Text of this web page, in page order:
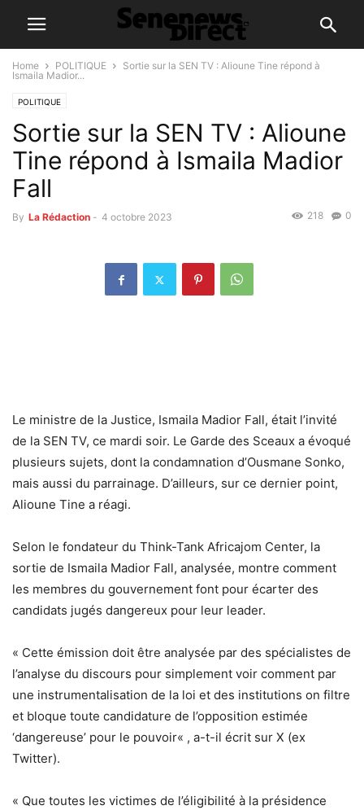
Home POLITIQUE
Sortie sur la SEN TV : Alioune Tine répond à
Ismaila Madior...
POLITIQUE
Sortie sur la SEN TV : Alioune
Tine répond à Ismaila Madior
Fall
By La Rédaction - 4 octobre 2023 0
218
Le ministre de la Justice, Ismaila Madior Fall, était l’invité
de la SEN TV, ce mardi soir. Le Garde des Sceaux a évoqué
plusieurs sujets, dont la condamnation d’Ousmane Sonko,
mais aussi du parrainage. D’ailleurs, sur ce dernier point,
Alioune Tine a réagi.
Selon le fondateur du Think-Tank Africajom Center, la
sortie de Ismaila Madior Fall, analysée, montre comment
les membres du gouvernement font pour écarter des
candidats jugés dangereux pour leur leader.
« Cette émission doit être analysée par des spécialistes de
l’analyse du discours pour simplement voir comment par
une instrumentalisation de la loi et des institutions on filtre
et bloque toute candidature de l’opposition estimée
‘dangereuse’ pour le pouvoir« , a-t-il écrit sur X (ex
Twitter).
« Que toutes les victimes de l’éligibilité à la présidence